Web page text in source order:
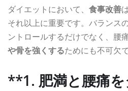
ダイエットにおいて、 食事改善
それ以上に重要です。バランス
ントロールするだけでなく、腰
や骨を強くするためにも不可欠で
**1. 肥満と腰痛